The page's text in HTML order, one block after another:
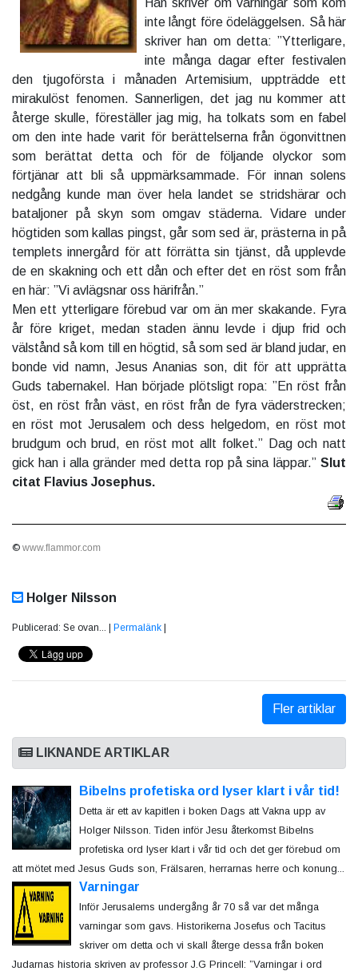
Han skriver om varningar som kom
inte långt före ödeläggelsen. Så här
skriver han om detta: ”Ytterligare,
inte många dagar efter festivalen
den tjugoförsta i månaden Artemisium, uppträdde ett
mirakulöst fenomen. Sannerligen, det jag nu kommer att
återge skulle, föreställer jag mig, ha tolkats som en fabel
om den inte hade varit för berättelserna från ögonvittnen
som berättat detta och för de följande olyckor som
förtjänar att bli så uppmärksammade. För innan solens
nedgång kunde man över hela landet se stridshärar och
bataljoner på skyn som omgav städerna. Vidare under
högtiden som kallas pingst, går som sed är, prästerna in på
templets innergård för att förrätta sin tjänst, då upplevde
de en skakning och ett dån och efter det en röst som från
en här: ”Vi avlägsnar oss härifrån.”
Men ett ytterligare förebud var om än mer skakande. Fyra
år före kriget, medan staden ännu levde i djup frid och
välstånd så kom till en högtid, så som sed är bland judar, en
bonde vid namn, Jesus Ananias son, dit för att upprätta
Guds tabernakel. Han började plötsligt ropa: ”En röst från
öst, en röst från väst, en röst från de fyra väderstrecken;
en röst mot Jerusalem och dess helgedom, en röst mot
brudgum och brud, en röst mot allt folket.” Dag och natt
gick han i alla gränder med detta rop på sina läppar.” Slut
citat Flavius Josephus.
© www.flammor.com
Holger Nilsson
Publicerad: Se ovan... | Permalänk
Fler artiklar
LIKNANDE ARTIKLAR
Bibelns profetiska ord lyser klart i vår tid!
Detta är ett av kapitlen i boken Dags att Vakna upp av
Holger Nilsson. Tiden inför Jesu återkomst Bibelns
profetiska ord lyser klart i vår tid och det ger förebud om
att mötet med Jesus Guds son, Frälsaren, herrarnas herre och konung...
Varningar
Inför Jerusalems undergång år 70 så var det många
varningar som gavs. Historikerna Josefus och Tacitus
skriver om detta och vi skall återge dessa från boken
Judarnas historia skriven av professor J.G Princell: ”Varningar i ord